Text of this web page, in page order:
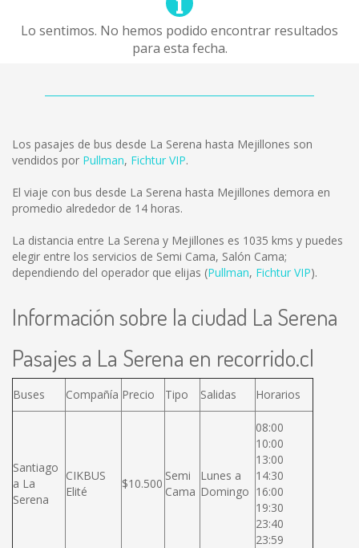
Lo sentimos. No hemos podido encontrar resultados
para esta fecha.
Los pasajes de bus desde La Serena hasta Mejillones son
vendidos por Pullman, Fichtur VIP.
El viaje con bus desde La Serena hasta Mejillones demora en
promedio alrededor de 14 horas.
La distancia entre La Serena y Mejillones es 1035 kms y puedes
elegir entre los servicios de Semi Cama, Salón Cama;
dependiendo del operador que elijas (Pullman, Fichtur VIP).
Información sobre la ciudad La Serena
Pasajes a La Serena en recorrido.cl
Buses Compañía Precio Tipo Salidas Horarios
Santiago
a La
Serena
CIKBUS
Elité
$10.500
Semi
Cama
Lunes a
Domingo
08:00
10:00
13:00
14:30
16:00
19:30
23:40
23:59